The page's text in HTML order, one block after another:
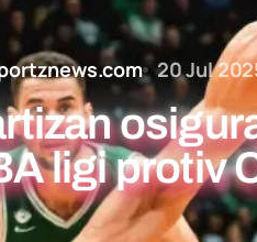
20 Jul
ligi protiv